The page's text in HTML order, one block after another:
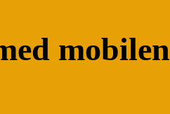
mobilen